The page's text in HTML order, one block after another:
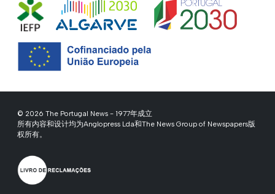
© 2026 The Portugal News - 1977年成立
所有内容和设计均为Anglopress Lda和The News Group of Newspapers版
权所有。